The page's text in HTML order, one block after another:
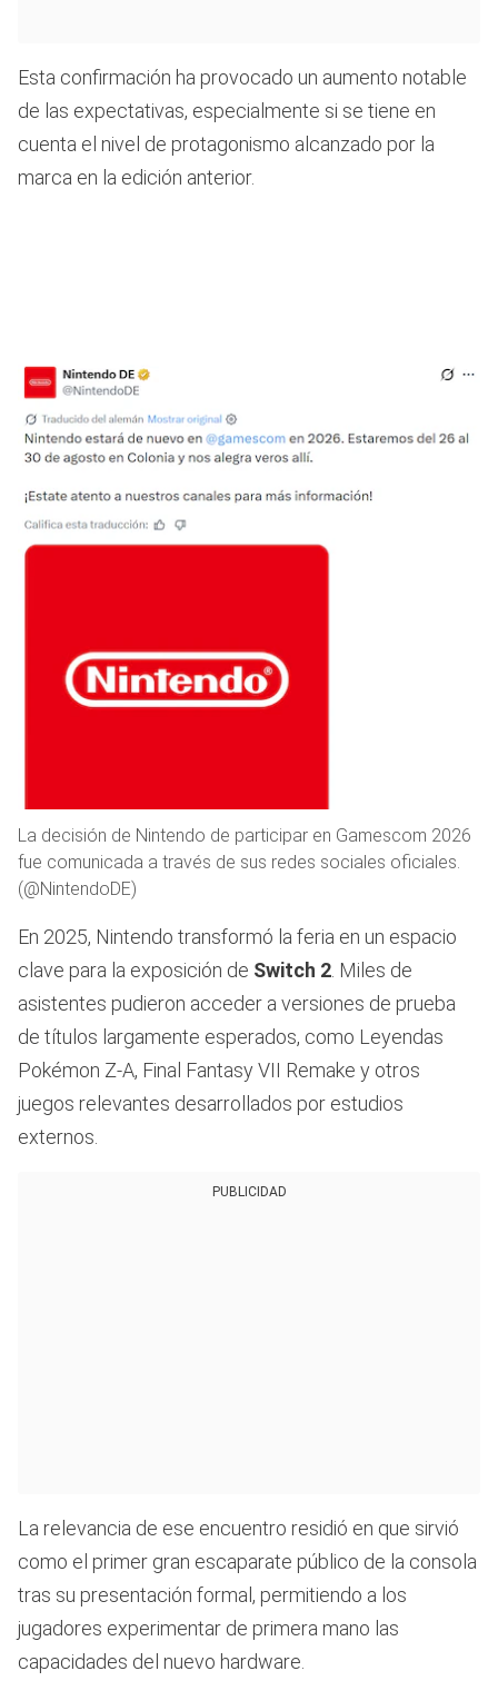
Esta confirmación ha provocado un aumento notable
de las expectativas, especialmente si se tiene en
cuenta el nivel de protagonismo alcanzado por la
marca en la edición anterior.
La decisión de Nintendo de participar en Gamescom 2026
fue comunicada a través de sus redes sociales oficiales.
(@NintendoDE)
En 2025, Nintendo transformó la feria en un espacio
clave para la exposición de Switch 2 . Miles de
asistentes pudieron acceder a versiones de prueba
de títulos largamente esperados, como Leyendas
Pokémon Z-A, Final Fantasy VII Remake y otros
juegos relevantes desarrollados por estudios
externos.
PUBLICIDAD
La relevancia de ese encuentro residió en que sirvió
como el primer gran escaparate público de la consola
tras su presentación formal, permitiendo a los
jugadores experimentar de primera mano las
capacidades del nuevo hardware.